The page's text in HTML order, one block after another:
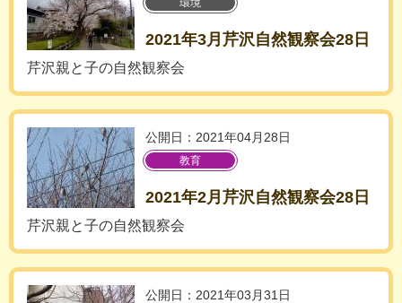
環境
2021年3月芹沢自然観察会28日
芹沢親と子の自然観察会
公開日：2021年04月28日
教育
2021年2月芹沢自然観察会28日
芹沢親と子の自然観察会
公開日：2021年03月31日